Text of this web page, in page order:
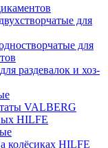
для
для
раздевалок и хоз-
VALBERG
HILFE
колёсиках HILFE